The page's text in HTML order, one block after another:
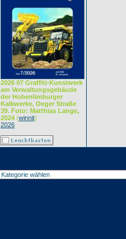
2026 07 Graffiti-Kunstwerk
am Verwaltungsgebäude
der Hohenlimburger
Kalkwerke, Oeger Straße
39. Foto: Matthias Lange,
2024 (winnit)
2026